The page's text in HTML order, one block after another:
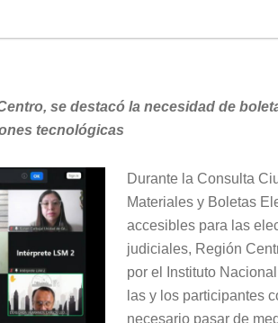
se destacó la necesidad de
tecnológicas
Durante la Consulta
Materiales y Boletas
accesibles para las
judiciales, Región
por el Instituto
las y los participantes
necesario pasar de